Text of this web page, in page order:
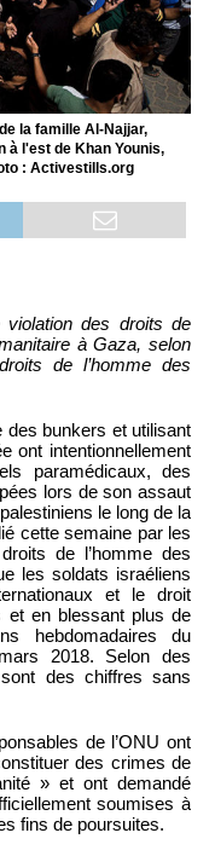
la famille Al-Najjar,
à l'est de Khan Younis,
: Activestills.org
violation des droits de
à Gaza, selon
de l’homme des
bunkers et utilisant
ont intentionnellement
paramédicaux, des
lors de son assaut
le long de la
cette semaine par les
de l’homme des
les soldats israéliens
et le droit
et en blessant plus de
hebdomadaires du
2018. Selon des
des chiffres sans
de l’ONU ont
des crimes de
» et ont demandé
soumises à
fins de poursuites.